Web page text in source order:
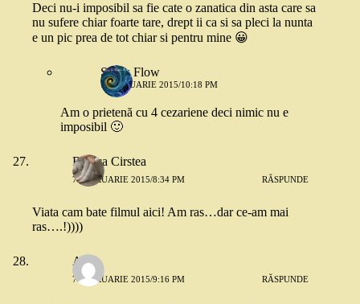
Deci nu-i imposibil sa fie cate o zanatica din asta care sa
nu sufere chiar foarte tare, drept ii ca si sa pleci la nunta
e un pic prea de tot chiar si pentru mine 😀
Snow Flow
7 FEBRUARIE 2015/10:18 PM
Am o prietenă cu 4 cezariene deci nimic nu e
imposibil 🙂
Raluca Cirstea
7 FEBRUARIE 2015/8:34 PM RĂSPUNDE
Viata cam bate filmul aici! Am ras…dar ce-am mai
ras….!))))
Alina
7 FEBRUARIE 2015/9:16 PM RĂSPUNDE